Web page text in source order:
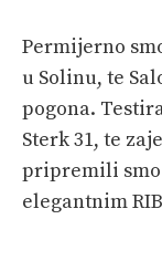
Permijerno
u Solinu, te
pogona.
Sterk 31, te
pripremili smo
elegantnim